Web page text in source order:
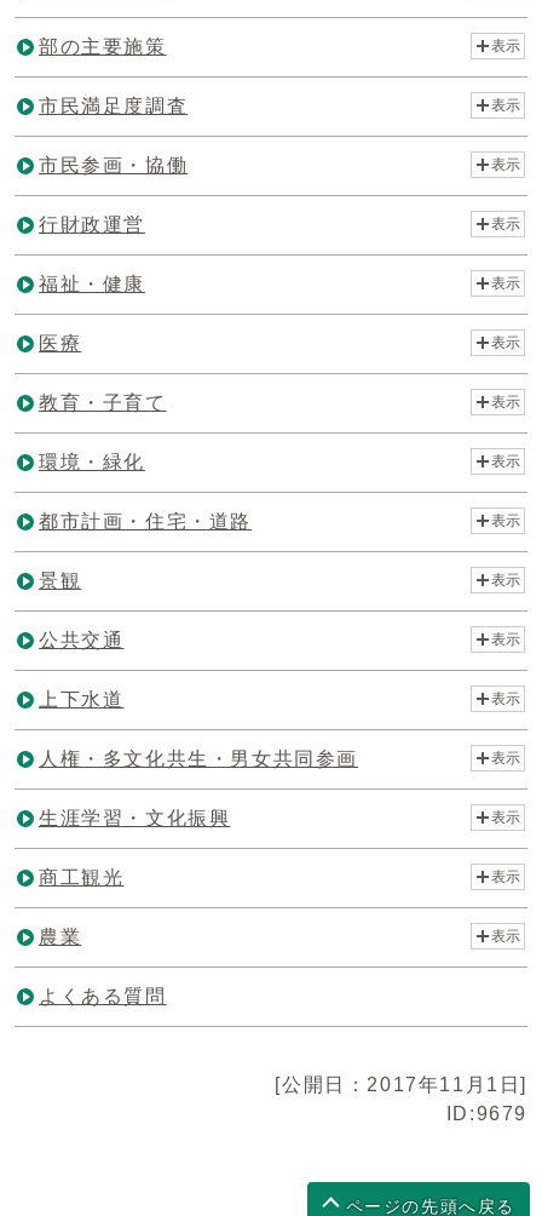
部の主要施策 表示
市民満足度調査 表示
市民参画・協働 表示
行財政運営 表示
福祉・健康 表示
医療 表示
教育・子育て 表示
環境・緑化 表示
都市計画・住宅・道路 表示
景観 表示
公共交通 表示
上下水道 表示
人権・多文化共生・男女共同参画 表示
生涯学習・文化振興 表示
商工観光 表示
農業 表示
よくある質問
[公開日：2017年11月1日]
ID:9679
ページの先頭へ戻る